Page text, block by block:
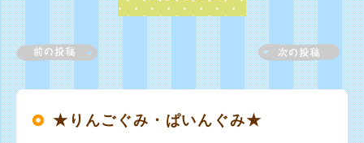
★りんごぐみ・ぱいんぐみ★